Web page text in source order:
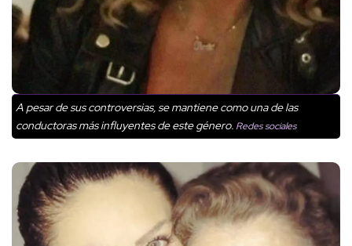
A pesar de sus controversias, se mantiene como una de las
conductoras más influyentes de este género. Redes sociales